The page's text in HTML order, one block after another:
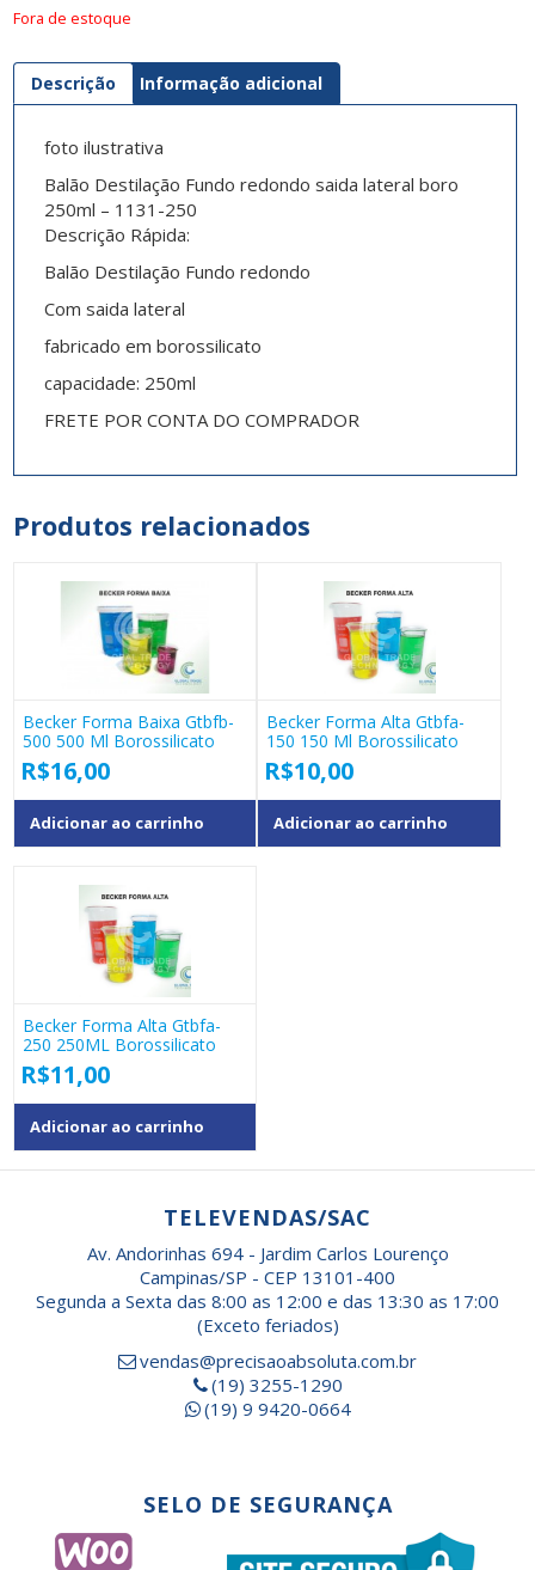
Fora de estoque
Descrição Informação adicional
foto ilustrativa
Balão Destilação Fundo redondo saida lateral boro
250ml – 1131-250
Descrição Rápida:
Balão Destilação Fundo redondo
Com saida lateral
fabricado em borossilicato
capacidade: 250ml
FRETE POR CONTA DO COMPRADOR
Produtos relacionados
Becker Forma Baixa Gtbfb-
500 500 Ml Borossilicato
R$16,00
Adicionar ao carrinho
Becker Forma Alta Gtbfa-
150 150 Ml Borossilicato
R$10,00
Adicionar ao carrinho
Becker Forma Alta Gtbfa-
250 250ML Borossilicato
R$11,00
Adicionar ao carrinho
TELEVENDAS/SAC
Av. Andorinhas 694 - Jardim Carlos Lourenço
Campinas/SP - CEP 13101-400
Segunda a Sexta das 8:00 as 12:00 e das 13:30 as 17:00
(Exceto feriados)
vendas@precisaoabsoluta.com.br
(19) 3255-1290
(19) 9 9420-0664
SELO DE SEGURANÇA